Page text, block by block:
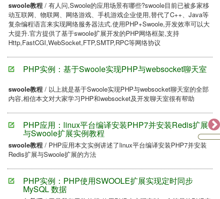
swoole教程 / 有人问,Swoole的应用场景有哪些?swoole目前已被多家移
动互联网、物联网、网络游戏、手机游戏企业使用,替代了C++、Java等
复杂编程语言来实现网络服务器法式.使用PHP+Swoole,开发效率可以大
大提升.官方提供了基于swoole扩展开发的PHP网络框架,支持
Http,FastCGI,WebSocket,FTP,SMTP,RPC等网络协议
PHP实例：基于Swoole实现PHP与websocket聊天室
swoole教程 / 以上就是基于Swoole实现PHP与websocket聊天室的全部
内容,相信本文对大家学习PHP和websocket及开发聊天室很有帮助
PHP应用：linux平台编译安装PHP7并安装Redis扩展
与Swoole扩展实例教程
swoole教程 / PHP应用本文实例讲述了linux平台编译安装PHP7并安装
Redis扩展与Swoole扩展的方法
PHP实例：PHP使用SWOOLE扩展实现定时同步
MySQL 数据